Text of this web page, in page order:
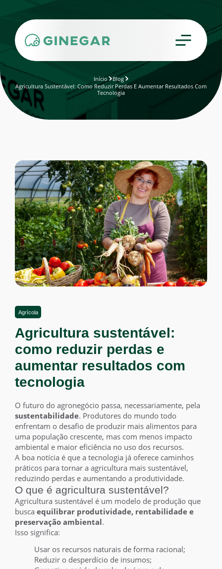
Início
Blog
Agricultura Sustentável: Como Reduzir Perdas E Aumentar Resultados Com
Tecnologia
Agrícola
Agricultura sustentável:
como reduzir perdas e
aumentar resultados com
tecnologia
O futuro do agronegócio passa, necessariamente, pela
sustentabilidade. Produtores do mundo todo
enfrentam o desafio de produzir mais alimentos para
uma população crescente, mas com menos impacto
ambiental e maior eficiência no uso dos recursos.
A boa notícia é que a tecnologia já oferece caminhos
práticos para tornar a agricultura mais sustentável,
reduzindo perdas e aumentando a produtividade.
O que é agricultura sustentável?
Agricultura sustentável é um modelo de produção que
busca equilibrar produtividade, rentabilidade e
preservação ambiental.
Isso significa:
Usar os recursos naturais de forma racional;
Reduzir o desperdício de insumos;